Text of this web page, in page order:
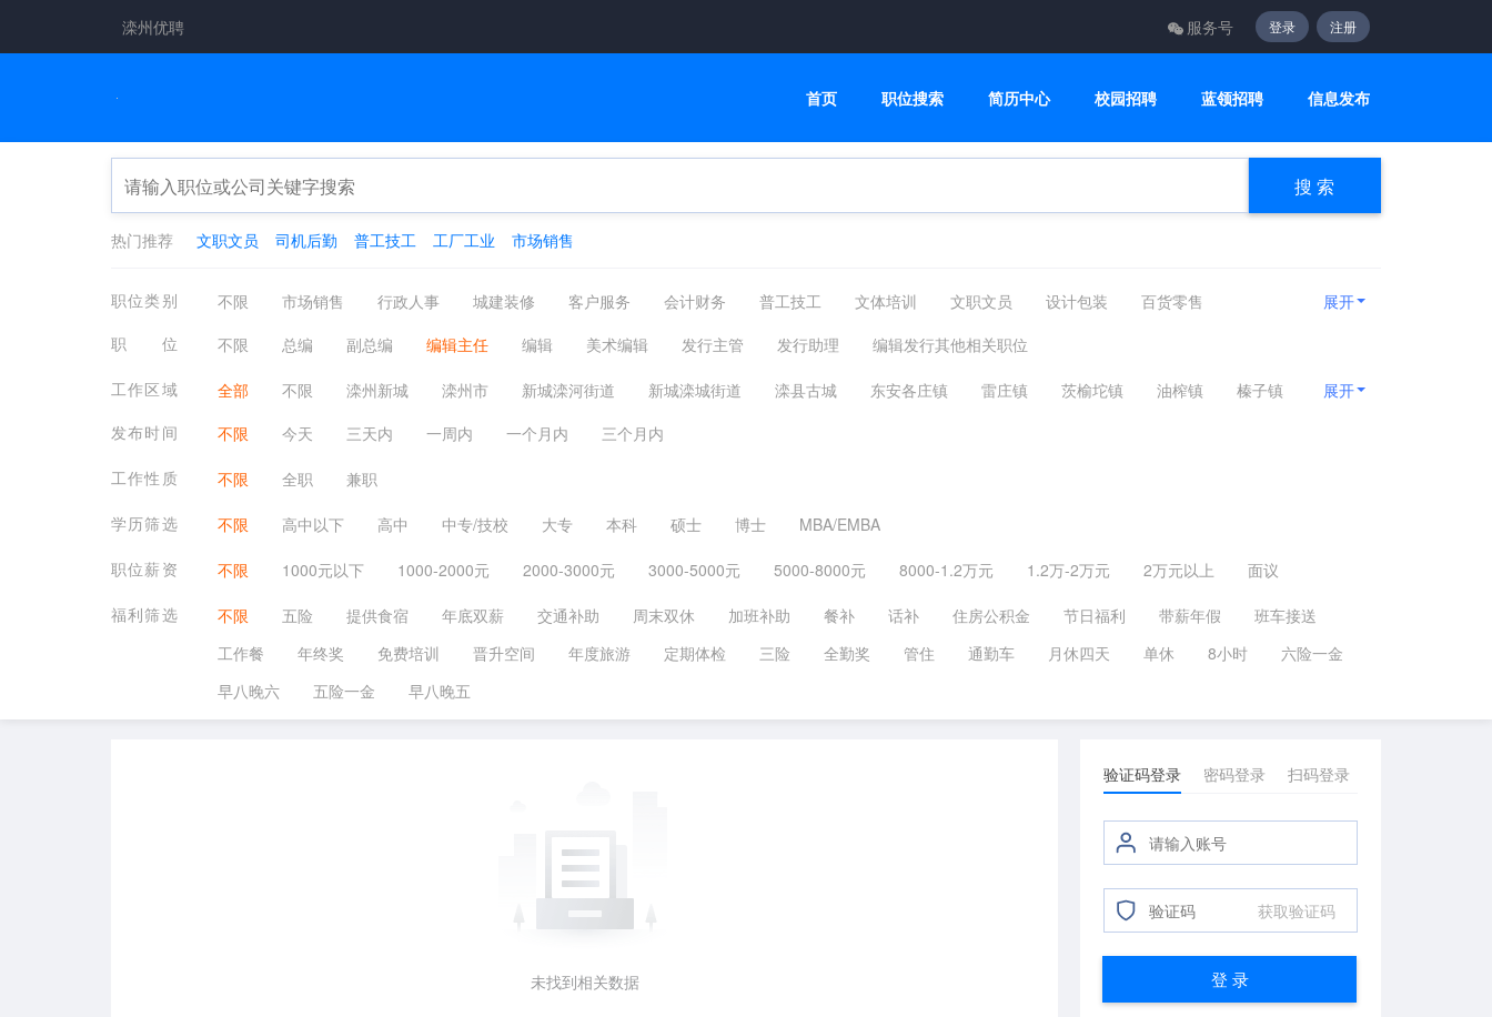
滦州优聘 服务号 登录 注册
首页 职位搜索 简历中心 校园招聘 蓝领招聘 信息发布
搜 索
热门推荐 文职文员 司机后勤 普工技工 工厂工业 市场销售
职位类别 不限 市场销售 行政人事 城建装修 客户服务 会计财务 普工技工 文体培训 文职文员 设计包装
百货零售
工厂工业
餐饮休闲 金融保险 管理运营 物流贸易 司机后勤 网络硬件 机械仪表 咨询顾问
展开
职位
不限 总编 副总编 编辑主任 编辑 美术编辑 发行主管 发行助理
编辑发行其他相关职位
工作区域
全部 不限 滦州新城 滦州市 新城滦河街道 新城滦城街道 滦县古城 东安各庄镇 雷庄镇 茨榆坨镇 油榨镇
榛子镇
小马庄镇
响嘡街道 古马镇 杨柳庄镇 王店子镇
展开
发布时间
不限 今天 三天内 一周内 一个月内
三个月内
工作性质
不限 全职
兼职
学历筛选
不限 高中以下 高中 中专/技校 大专 本科 硕士 博士
MBA/EMBA
职位薪资
不限 1000元以下 1000-2000元 2000-3000元 3000-5000元 5000-8000元 8000-1.2万元 1.2万-2万元 2万元以上
面议
福利筛选
不限 五险 提供食宿 年底双薪 交通补助 周末双休 加班补助 餐补 话补 住房公积金 节日福利 带薪年假
班车接送
工作餐
年终奖 免费培训 晋升空间 年度旅游 定期体检 三险 全勤奖 管住 通勤车 月休四天 单休 8小时
六险一金
早八晚六
五险一金 早八晚五
未找到相关数据
验证码登录 密码登录 扫码登录
获取验证码
登 录